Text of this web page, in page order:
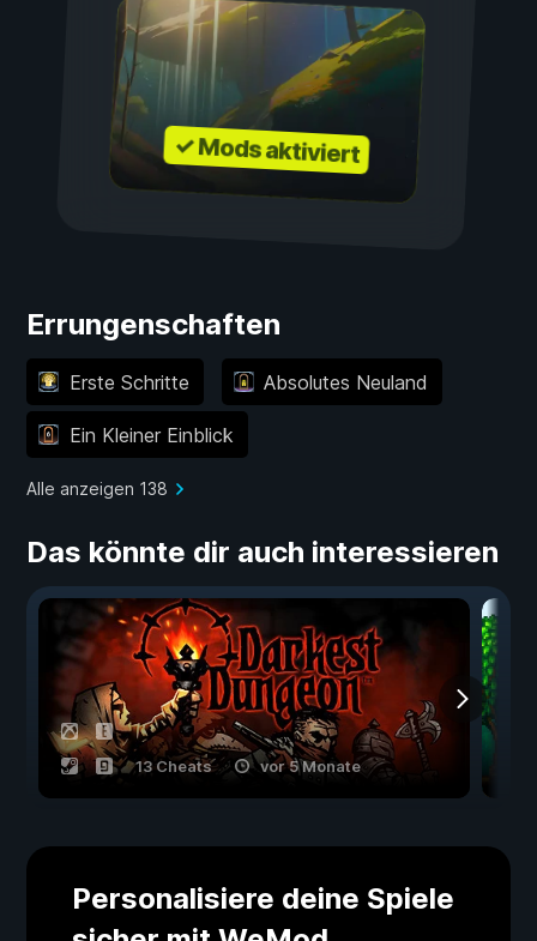
✓ Mods aktiviert
Errungenschaften
Erste Schritte Absolutes Neuland
Ein Kleiner Einblick
Alle anzeigen 138
Das könnte dir auch interessieren
13 Cheats vor 5 Monate
Personalisiere deine Spiele